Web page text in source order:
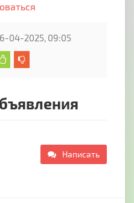
04-2025, 09:05
Написать